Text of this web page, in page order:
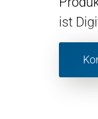
ist